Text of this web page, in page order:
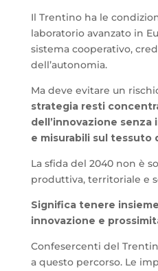
Il Trentino ha le
laboratorio avanzato in
sistema cooperativo,
dell’autonomia.
Ma deve evitare un
strategia resti
dell’innovazione
e misurabili sul tessuto
La sfida del 2040 non è
produttiva, territoriale e
Significa tenere
innovazione e
Confesercenti del
a questo percorso. Le